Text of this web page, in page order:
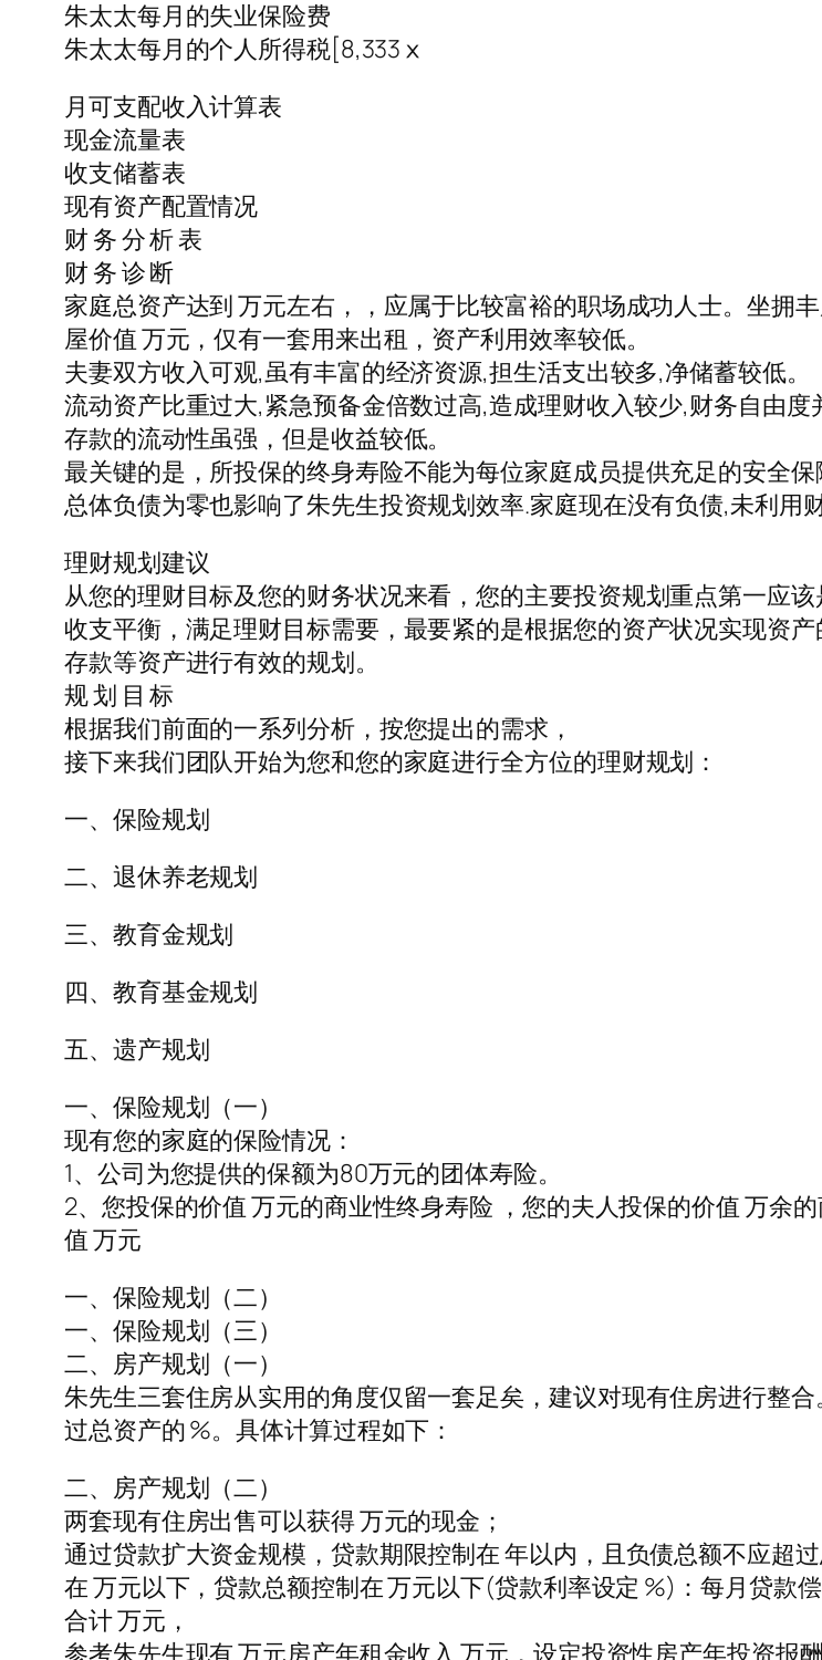
朱太太每月的失业保险费
朱太太每月的个人所得税[8,333ⅹ
月可支配收入计算表
现金流量表
收支储蓄表
现有资产配置情况
财 务 分 析 表
财 务 诊 断
家庭总资产达到 万元左右，，应属于比较富裕的职场成功人士。坐拥
屋价值 万元，仅有一套用来出租，资产利用效率较低。
夫妻双方收入可观,虽有丰富的经济资源,担生活支出较多,净储蓄较低。
流动资产比重过大,紧急预备金倍数过高,造成理财收入较少,财务自由
存款的流动性虽强，但是收益较低。
最关键的是，所投保的终身寿险不能为每位家庭成员提供充足的安全
总体负债为零也影响了朱先生投资规划效率.家庭现在没有负债,未利用
理财规划建议
从您的理财目标及您的财务状况来看，您的主要投资规划重点第一应
收支平衡，满足理财目标需要，最要紧的是根据您的资产状况实现资
存款等资产进行有效的规划。
规 划 目 标
根据我们前面的一系列分析，按您提出的需求，
接下来我们团队开始为您和您的家庭进行全方位的理财规划：
一、保险规划
二、退休养老规划
三、教育金规划
四、教育基金规划
五、遗产规划
一、保险规划（一）
现有您的家庭的保险情况：
1、公司为您提供的保额为80万元的团体寿险。
2、您投保的价值 万元的商业性终身寿险 ，您的夫人投保的价值 万余
值 万元
一、保险规划（二）
一、保险规划（三）
二、房产规划（一）
朱先生三套住房从实用的角度仅留一套足矣，建议对现有住房进行整
过总资产的 %。具体计算过程如下：
二、房产规划（二）
两套现有住房出售可以获得 万元的现金；
通过贷款扩大资金规模，贷款期限控制在 年以内，且负债总额不应超
在 万元以下，贷款总额控制在 万元以下(贷款利率设定 %)：每月贷款
合计 万元，